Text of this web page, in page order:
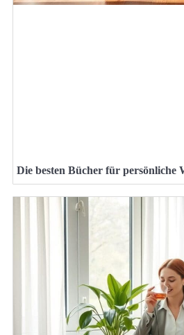
Die besten Bücher für persönliche